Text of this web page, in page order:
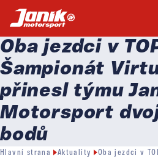
Oba jezdci v
Šampionát
přinesl týmu
Motorsport
bodů
Hlavní strana Aktuality Oba jezdci v